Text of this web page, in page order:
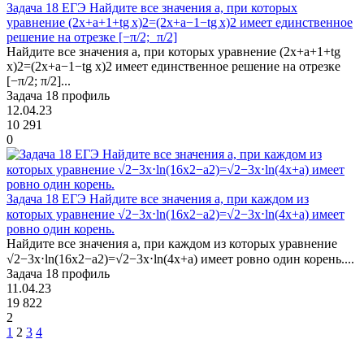
Задача 18 ЕГЭ Найдите все значения a, при которых
уравнение (2x+a+1+tg x)2=(2x+a−1−tg x)2 имеет единственное
решение на отрезке [−π/2; π/2]
Найдите все значения a, при которых уравнение (2x+a+1+tg
x)2=(2x+a−1−tg x)2 имеет единственное решение на отрезке
[−π/2; π/2]...
Задача 18 профиль
12.04.23
10 291
0
Задача 18 ЕГЭ Найдите все значения a, при каждом из
которых уравнение √2−3x⋅ln(16x2−a2)=√2−3x⋅ln(4x+a) имеет
ровно один корень.
Найдите все значения a, при каждом из которых уравнение
√2−3x⋅ln(16x2−a2)=√2−3x⋅ln(4x+a) имеет ровно один корень....
Задача 18 профиль
11.04.23
19 822
2
1 2 3 4